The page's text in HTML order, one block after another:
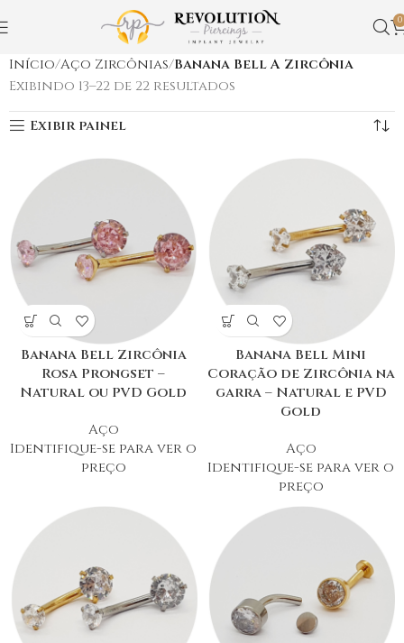
0
Início Aço Zircônias Banana Bell A Zircônia
Exibindo 13–22 de 22 resultados
Exibir painel
Banana Bell Zircônia
Rosa Prongset –
Natural ou PVD Gold
Aço
Identifique-se para ver o
preço
Banana Bell Mini
Coração de Zircônia na
garra – Natural e PVD
Gold
Aço
Identifique-se para ver o
preço